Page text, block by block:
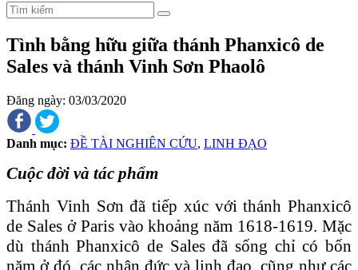
Tình bằng hữu giữa thánh Phanxicô de
Sales và thánh Vinh Sơn Phaolô
Đăng ngày: 03/03/2020
Danh mục: ĐỀ TÀI NGHIÊN CỨU, LINH ĐẠO
Cuộc đời và tác phẩm
Thánh Vinh Sơn đã tiếp xúc với thánh Phanxicô
de Sales ở Paris vào khoảng năm 1618-1619. Mặc
dù thánh Phanxicô de Sales đã sống chỉ có bốn
năm ở đó, các nhân đức và linh đạo, cũng như các